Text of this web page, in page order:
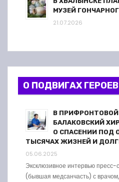
МУЗЕЙ
21.07.2026
О ПОДВИГАХ ГЕРОЕВ
В
БАЛАКОВСКИЙ
О СПАСЕНИИ ПОД
ТЫСЯЧАХ ЖИЗНЕЙ И
05.06.2025
Эксклюзивное интервью
(бывшая медсанчасть) с